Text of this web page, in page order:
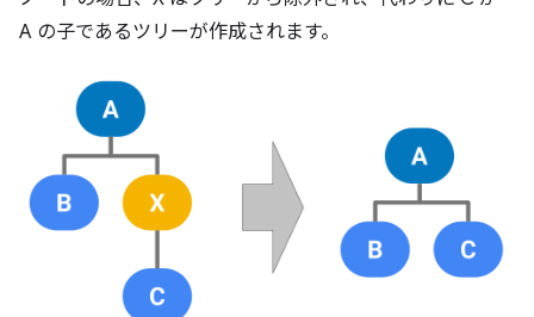
A の子であるツリーが作成されます。